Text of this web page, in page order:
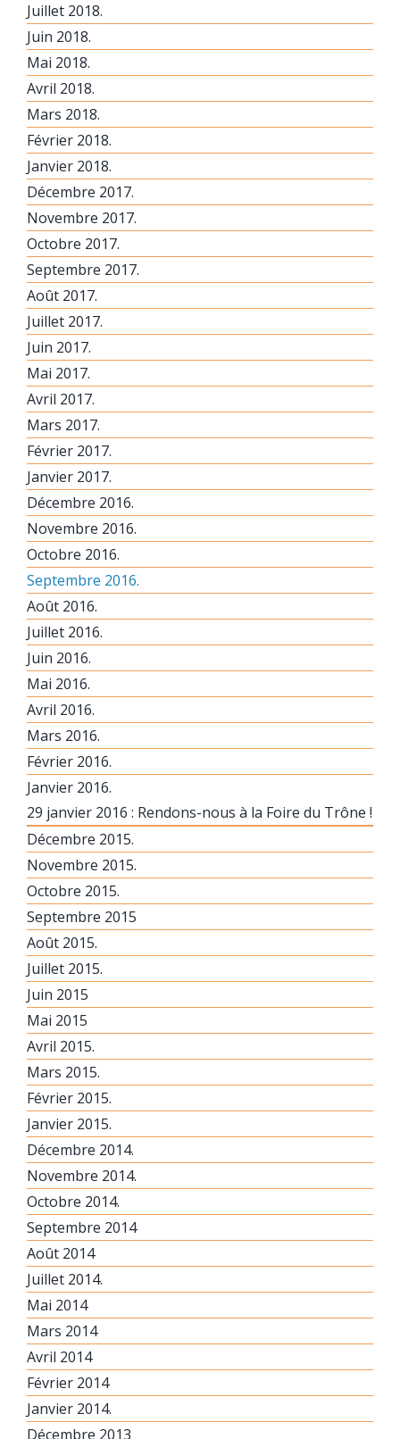
Juillet 2018.
Juin 2018.
Mai 2018.
Avril 2018.
Mars 2018.
Février 2018.
Janvier 2018.
Décembre 2017.
Novembre 2017.
Octobre 2017.
Septembre 2017.
Août 2017.
Juillet 2017.
Juin 2017.
Mai 2017.
Avril 2017.
Mars 2017.
Février 2017.
Janvier 2017.
Décembre 2016.
Novembre 2016.
Octobre 2016.
Septembre 2016.
Août 2016.
Juillet 2016.
Juin 2016.
Mai 2016.
Avril 2016.
Mars 2016.
Février 2016.
Janvier 2016.
29 janvier 2016 : Rendons-nous à la Foire du Trône !
Décembre 2015.
Novembre 2015.
Octobre 2015.
Septembre 2015
Août 2015.
Juillet 2015.
Juin 2015
Mai 2015
Avril 2015.
Mars 2015.
Février 2015.
Janvier 2015.
Décembre 2014.
Novembre 2014.
Octobre 2014.
Septembre 2014
Août 2014
Juillet 2014.
Mai 2014
Mars 2014
Avril 2014
Février 2014
Janvier 2014.
Décembre 2013